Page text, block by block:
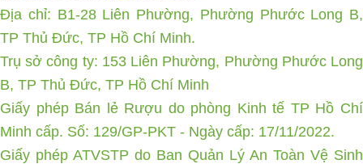
Địa chỉ: B1-28 Liên Phường, Phường Phước Long B,
TP Thủ Đức, TP Hồ Chí Minh.
Trụ sở công ty: 153 Liên Phường, Phường Phước Long
B, TP Thủ Đức, TP Hồ Chí Minh
Giấy phép Bán lẻ Rượu do phòng Kinh tế TP Hồ Chí
Minh cấp. Số: 129/GP-PKT - Ngày cấp: 17/11/2022.
Giấy phép ATVSTP do Ban Quản Lý An Toàn Vệ Sinh